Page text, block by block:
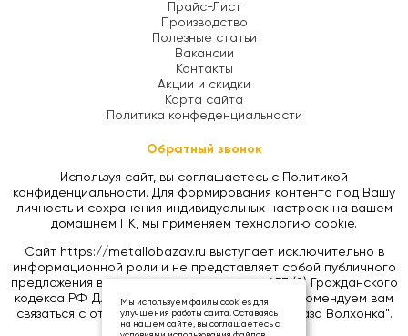
Прайс-Лист
Производство
Полезные статьи
Вакансии
Контакты
Акции и скидки
Карта сайта
Политика конфеденциальности
Обратный звонок
Используя сайт, вы соглашаетесь с Политикой
конфиденциальности. Для формирования контента под Вашу
личность и сохранения индивидуальных настроек на вашем
домашнем ПК, мы применяем технологию cookie.
Сайт https://metallobazav.ru выступает исключительно в
информационной роли и не представляет собой публичного
предложения в соответствии со статьей 437 (2) Гражданского
кодекса РФ. Для уточнения цен на товары, рекомендуем вам
связаться с отделом продаж ООО "Металлобаза Волхонка".
Мы используем файлы cookies для
улучшения работы сайта. Оставаясь
на нашем сайте, вы соглашаетесь с